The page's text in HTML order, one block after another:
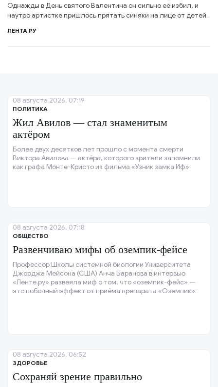
Однажды в День святого Валентина он сильно её избил, и
наутро артистке пришлось прятать синяки на лице от детей.
ЛЕНТА РУ
ПОЛИТИКА
Жил Авилов — стал знаменитым
актёром
Более двух десятков лет прошло с момента смерти
Виктора Авилова — актёра, которого зрители запомнили
как графа Монте-Кристо из фильма «Узник замка Иф».
08 августа 2026, 07:19
ОБЩЕСТВО
Развенчиваю мифы об оземпик-фейсе
Профессор Школы системной биологии Университета
Джорджа Мейсона (США) Анча Баранова в интервью
«Ленте.ру» развеяла миф о том, что «оземпик-фейс» —
это побочный эффект от приёма препарата «Оземпик».
08 августа 2026, 07:18
ЗДОРОВЬЕ
Сохраняй зрение правильно
08 августа 2026, 06:52